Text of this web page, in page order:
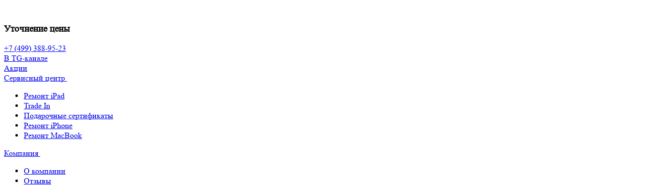
Уточнение цены
+7 (499) 388-95-23
В TG-канале
Акции
Сервисный центр
Ремонт iPad
Trade In
Подарочные сертификаты
Ремонт iPhone
Ремонт MacBook
Компания
О компании
Отзывы